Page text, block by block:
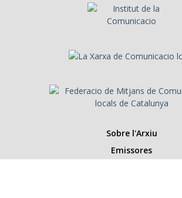
Sobre l'Arxiu
Emissores